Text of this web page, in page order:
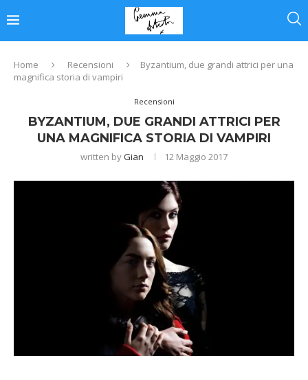
Home Recensioni
Byzantium, due grandi attrici per una
magnifica storia di vampiri
Recensioni
BYZANTIUM, DUE GRANDI ATTRICI PER
UNA MAGNIFICA STORIA DI VAMPIRI
written byGian 12 Maggio 2017